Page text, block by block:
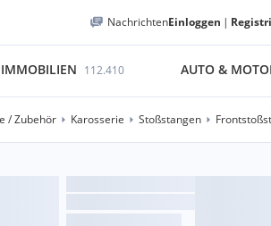
NachrichtenEinloggen |
IMMOBILIEN 112.410 AUTO &
/ Zubehör Karosserie Stoßstangen